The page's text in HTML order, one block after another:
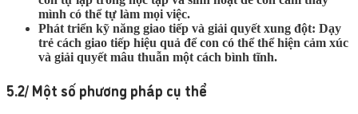
mình có thể tự làm mọi việc.
Phát triển kỹ năng giao tiếp và giải quyết xung đột: Dạy
trẻ cách giao tiếp hiệu quả để con có thể thể hiện cảm xúc
và giải quyết mâu thuẫn một cách bình tĩnh.
5.2/ Một số phương pháp cụ thể